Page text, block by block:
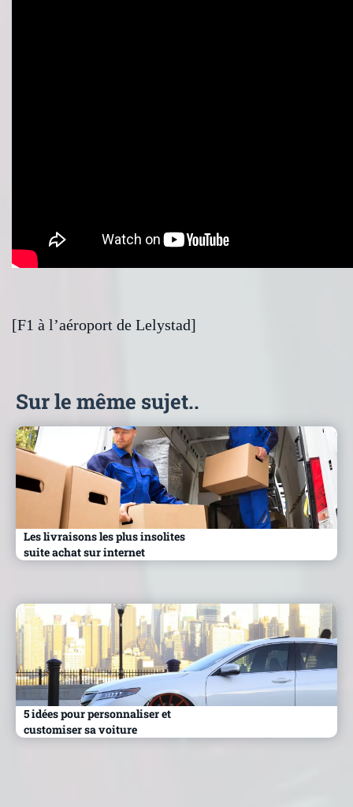
[F1 à l’aéroport de Lelystad]
Sur le même sujet..
Les livraisons les plus insolites
suite achat sur internet
5 idées pour personnaliser et
customiser sa voiture